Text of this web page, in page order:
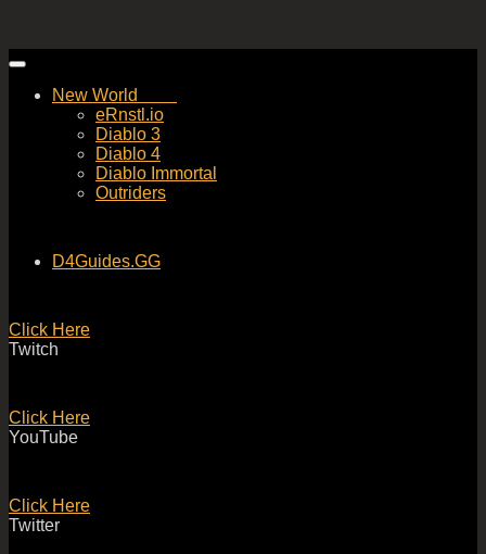
Skip
contentNew World
eRnstl.io
Diablo 3
Diablo 4
Diablo Immortal
Outriders
D4Guides.GG
Click Here
Twitch
Click Here
YouTube
Click Here
Twitter